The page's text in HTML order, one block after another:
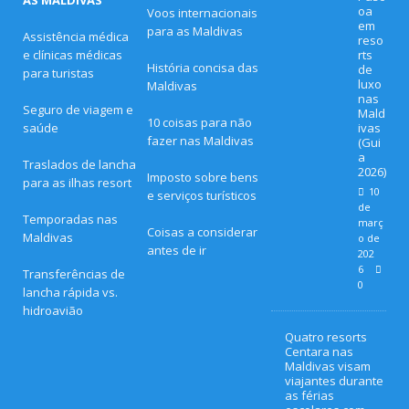
Assistência médica
e clínicas médicas
para turistas
Seguro de viagem e
saúde
Traslados de lancha
para as ilhas resort
Temporadas nas
Maldivas
Transferências de
lancha rápida vs.
hidroavião
Voos internacionais
para as Maldivas
História concisa das
Maldivas
10 coisas para não
fazer nas Maldivas
Imposto sobre bens
e serviços turísticos
Coisas a considerar
antes de ir
oa
em
reso
rts
de
luxo
nas
Mald
ivas
(Gui
a
2026)
10
de
març
o de
202
6
0
Quatro resorts
Centara nas
Maldivas visam
viajantes durante
as férias